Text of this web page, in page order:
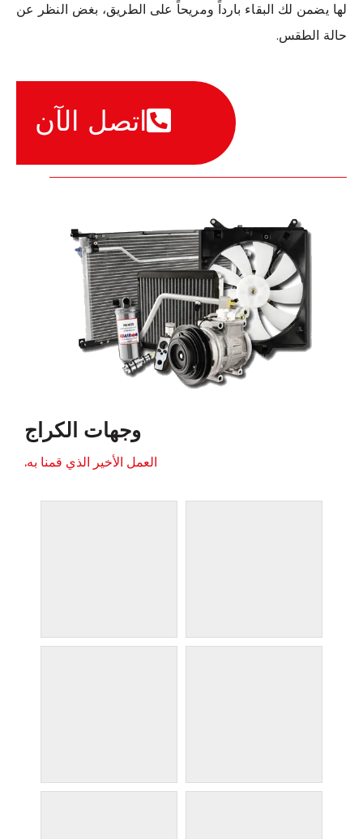
لها يضمن لك البقاء بارداً ومريحاً على الطريق، بغض النظر عن
حالة الطقس.
اتصل الآن
وجهات الكراج
العمل الأخير الذي قمنا به.